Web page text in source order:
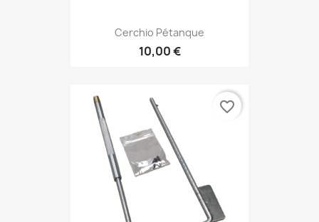
Cerchio Pétanque
10,00 €
favorite_border